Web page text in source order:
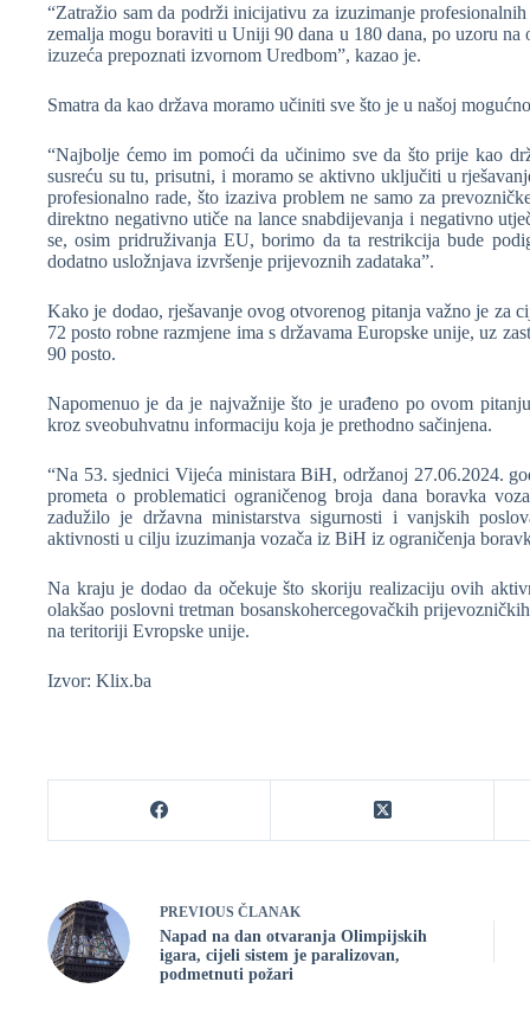
“Zatražio sam da podrži inicijativu za izuzimanje
zemalja mogu boraviti u Uniji 90 dana u 180 dana, po uzoru
izuzeća prepoznati izvornom Uredbom”, kazao je.
Smatra da kao država moramo učiniti sve što je u našoj
“Najbolje ćemo im pomoći da učinimo sve da što prije kao
susreću su tu, prisutni, i moramo se aktivno uključiti u
profesionalno rade, što izaziva problem ne samo za
direktno negativno utiče na lance snabdijevanja i negativno
se, osim pridruživanja EU, borimo da ta restrikcija bude
dodatno usložnjava izvršenje prijevoznih zadataka”.
Kako je dodao, rješavanje ovog otvorenog pitanja važno je za
72 posto robne razmjene ima s državama Europske unije, uz
90 posto.
Napomenuo je da je najvažnije što je urađeno po ovom
kroz sveobuhvatnu informaciju koja je prethodno sačinjena.
“Na 53. sjednici Vijeća ministara BiH, održanoj 27.06.2024.
prometa o problematici ograničenog broja dana boravka
zadužilo je državna ministarstva sigurnosti i vanjskih
aktivnosti u cilju izuzimanja vozača iz BiH iz ograničenja
Na kraju je dodao da očekuje što skoriju realizaciju ovih
olakšao poslovni tretman bosanskohercegovačkih
na teritoriji Evropske unije.
Izvor: Klix.ba
PREVIOUS ČLANAK
Napad na dan otvaranja Olimpijskih
igara, cijeli sistem je paralizovan,
podmetnuti požari